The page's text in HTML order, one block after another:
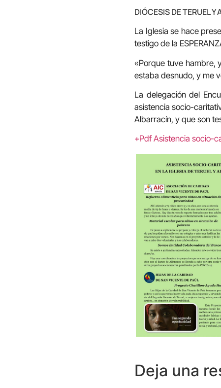
DIÓCESIS DE TERUEL Y
La Iglesia se hace
testigo de la
«Porque tuve hambre,
estaba desnudo, y me
La delegación del
asistencia socio-
Albarracín, y que son
+Pdf Asistencia socio-
Deja una